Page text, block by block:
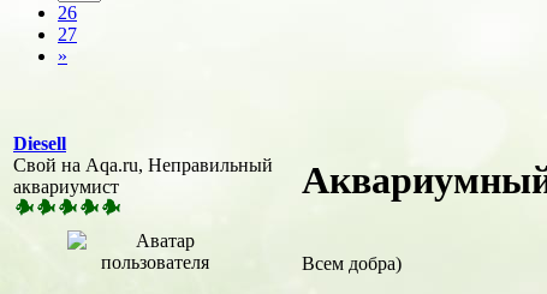
26
27
»
Diesell
Свой на Aqa.ru, Неправильный
аквариумист
Аквариумный
Всем добра)